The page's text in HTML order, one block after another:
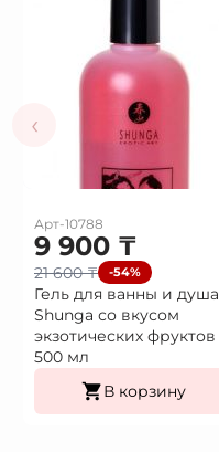
‹
Арт-10788
9 900 ₸
21 600₸ -54%
Гель для ванны и душа
Shunga со вкусом
экзотических фруктов
500 мл
В корзину